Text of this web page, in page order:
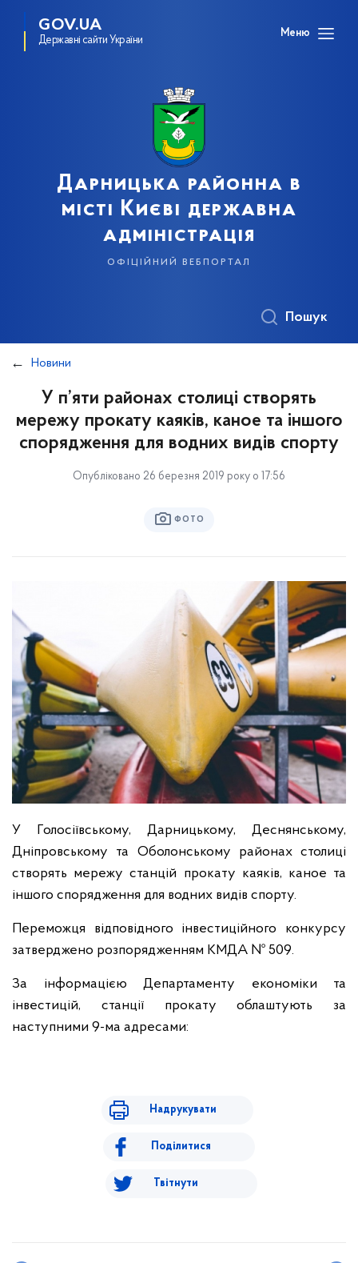
GOV.UA
Державні сайти України
Меню
Дарницька районна в
місті Києві державна
адміністрація
офіційний вебпортал
Пошук
Новини
У п’яти районах столиці створять
мережу прокату каяків, каное та іншого
спорядження для водних видів спорту
Опубліковано 26 березня 2019 року о 17:56
ФОТО
У Голосіївському, Дарницькому, Деснянському,
Дніпровському та Оболонському районах столиці
створять мережу станцій прокату каяків, каное та
іншого спорядження для водних видів спорту.
Переможця відповідного інвестиційного конкурсу
затверджено розпорядженням КМДА № 509.
За інформацією Департаменту економіки та
інвестицій, станції прокату облаштують за
наступними 9-ма адресами:
Надрукувати
Поділитися
Твітнути